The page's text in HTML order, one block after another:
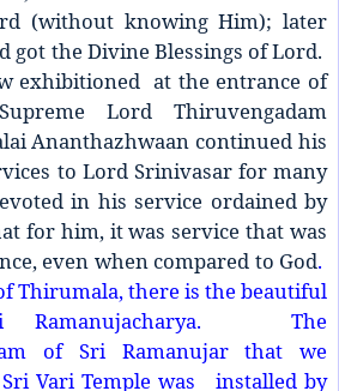
(without knowing Him); later
got the Divine Blessings of Lord.
exhibitioned at the entrance of
Lord Thiruvengadam
Ananthazhwaan continued his
to Lord Srinivasar for many
in his service ordained by
for him, it was service that was
even when compared to God.
Thirumala, there is the beautiful
Ramanujacharya. The
of Sri Ramanujar that we
Vari Temple was installed by